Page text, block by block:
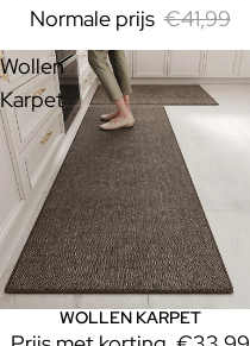
Normale prijs €41,99
Wollen
Karpet
UitverkoopWOLLEN KARPET